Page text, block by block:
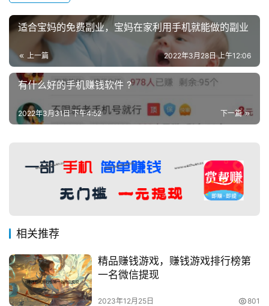
适合宝妈的免费副业，宝妈在家利用手机就能做的副业
上一篇 2022年3月28日 上午12:06
有什么好的手机赚钱软件 ?
下一篇
2022年3月31日 下午4:52
相关推荐
精品赚钱游戏，赚钱游戏排行榜第
一名微信提现
2023年12月25日 801